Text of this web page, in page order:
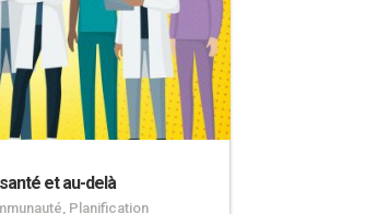
et au-delà
, Planification